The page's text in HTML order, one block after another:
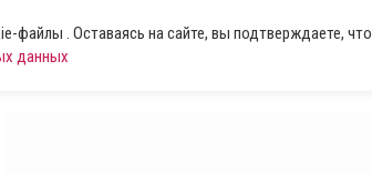
файлы . Оставаясь на сайте, вы подтверждаете, что
данных